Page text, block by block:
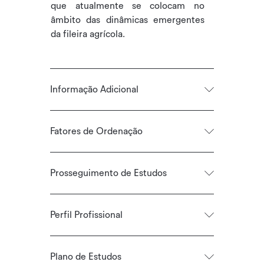
que atualmente se colocam no
âmbito das dinâmicas emergentes
da fileira agrícola.
Informação Adicional
Fatores de Ordenação
Prosseguimento de Estudos
Perfil Profissional
Plano de Estudos